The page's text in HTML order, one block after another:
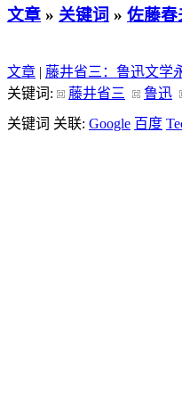
文章 » 关键词 » 佐藤春
文章 | 藤井省三：鲁迅文学
关键词:
藤井省三 鲁迅
关键词 关联: Google 百度